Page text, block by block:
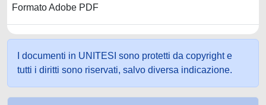
Formato Adobe PDF
I documenti in UNITESI sono protetti da copyright e
tutti i diritti sono riservati, salvo diversa indicazione.